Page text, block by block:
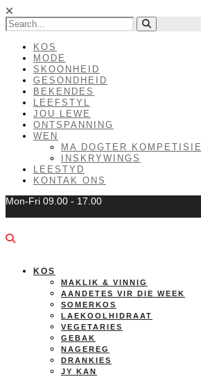
KOS
MODE
SKOONHEID
GESONDHEID
BEKENDES
LEEFSTYL
JOU LEWE
ONTSPANNING
WEN
MA DOGTER KOMPETISIE
INSKRYWINGS
LEESTYD
KONTAK ONS
Mon-Fri 09.00 - 17.00
KOS
MAKLIK & VINNIG
AANDETES VIR DIE WEEK
SOMERKOS
LAEKOOLHIDRAAT
VEGETARIES
GEBAK
NAGEREG
DRANKIES
JY KAN